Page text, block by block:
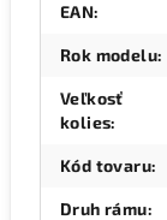
EAN:
Rok modelu:
Veľkosť
kolies:
Kód tovaru:
Druh rámu: